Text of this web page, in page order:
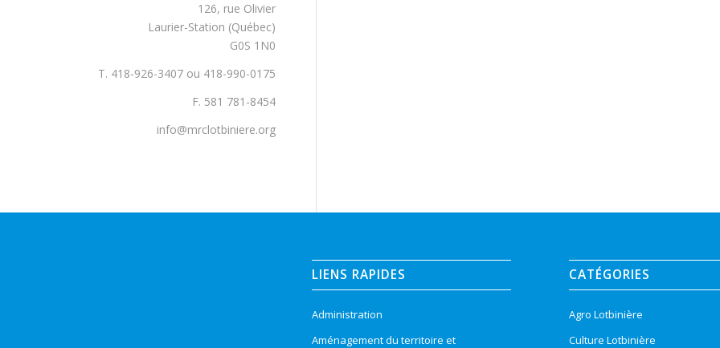
126, rue Olivier
Laurier-Station (Québec)
G0S 1N0
T. 418-926-3407 ou 418-990-0175
F. 581 781-8454
info@mrclotbiniere.org
LIENS RAPIDES
Administration
Aménagement du territoire et
CATÉGORIES
Agro Lotbinière
Culture Lotbinière